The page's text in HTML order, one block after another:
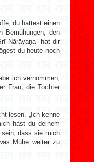
du hattest einen
Bemühungen, den
Nārāyaṇa hat dir
du heute noch
ich vernommen,
Frau, die Tochter
lesen. „Ich kenne
hast du deinem
sein, dass sie mich
Mühe weiter zu